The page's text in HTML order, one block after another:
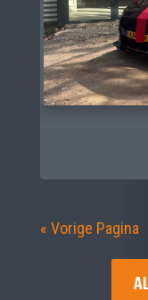
« Vorige Pagina